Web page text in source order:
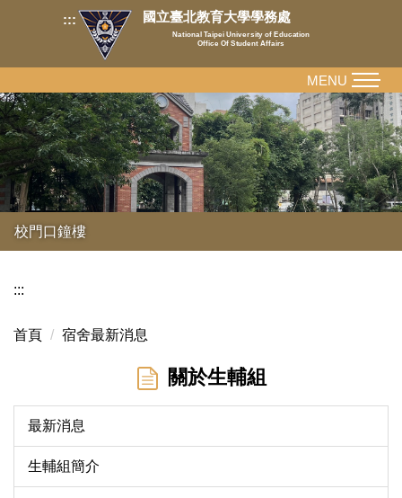
內
容
區
::: 國立臺北教育大學學務處
National Taipei University of Education
Office Of Student Affairs
校門口鐘樓
MENU
:::
首頁 宿舍最新消息
關於生輔組
最新消息
生輔組簡介